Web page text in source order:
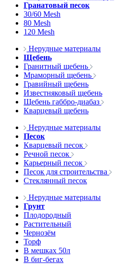
Гранатовый песок
30/60 Mesh
80 Mesh
120 Mesh
Нерудные материалы
Щебень
Гранитный щебень
Мраморный щебень
Гравийный щебень
Известняковый щебень
Щебень габбро-диабаз
Кварцевый щебень
Нерудные материалы
Песок
Кварцевый песок
Речной песок
Карьерный песок
Песок для строительства
Стеклянный песок
Нерудные материалы
Грунт
Плодородный
Растительный
Чернозём
Торф
В мешках 50л
В биг-бегах